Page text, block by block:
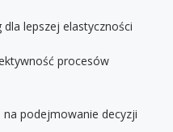
lepszej elastyczności
procesów
na podejmowanie decyzji